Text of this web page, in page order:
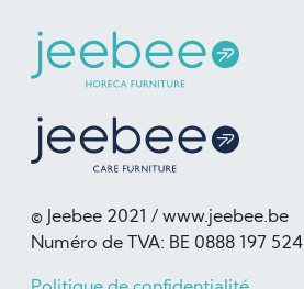
© Jeebee 2021 / www.jeebee.be
Numéro de TVA: BE 0888 197 524